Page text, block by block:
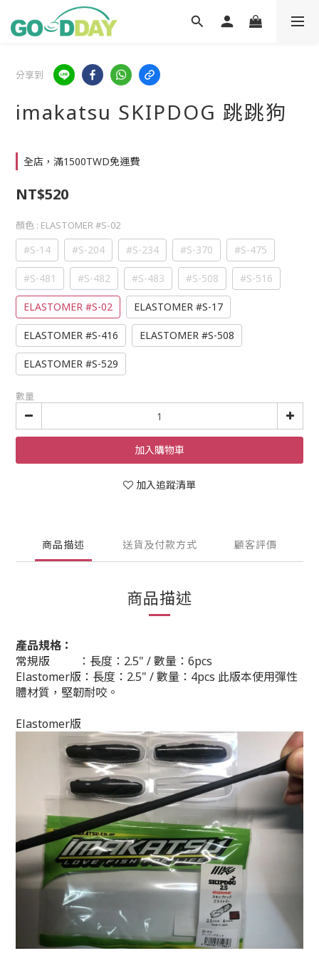
分享到
imakatsu SKIPDOG 跳跳狗
全店，滿1500TWD免運費
NT$520
顏色 : ELASTOMER #S-02
#S-14 #S-204 #S-234 #S-370 #S-475
#S-481 #S-482 #S-483 #S-508 #S-516
ELASTOMER #S-02 ELASTOMER #S-17
ELASTOMER #S-416 ELASTOMER #S-508
ELASTOMER #S-529
數量
加入購物車
加入追蹤清單
商品描述 送貨及付款方式 顧客評價
商品描述
產品規格：
常規版 ：長度：2.5" /數量：6pcs
Elastomer版：長度：2.5" /數量：4pcs 此版本使用彈性
體材質，堅韌耐咬。
Elastomer版